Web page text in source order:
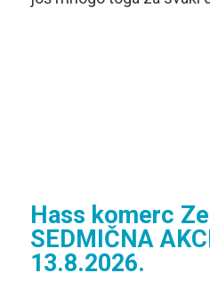
Hass komerc
SEDMIČNA
13.8.2026.